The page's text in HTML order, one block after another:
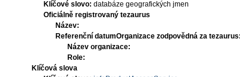
Klíčové slovo: databáze geografických jmen
Oficiálně registrovaný tezaurus
Název:
Referenční datumOrganizace zodpovědná za tezaurus:
Název organizace:
Role:
Klíčová slova